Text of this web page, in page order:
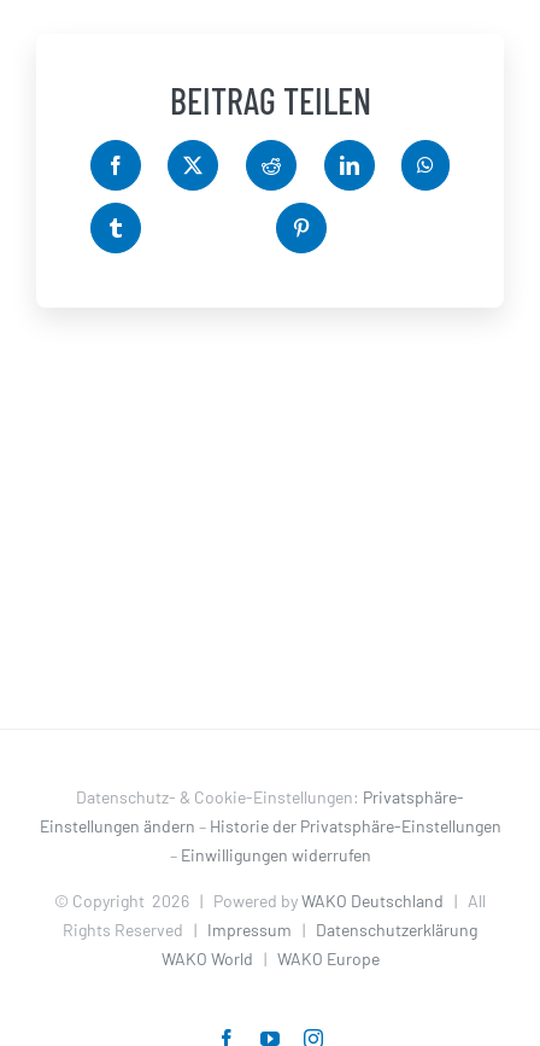
BEITRAG TEILEN
Datenschutz- & Cookie-Einstellungen: Privatsphäre-
Einstellungen ändern – Historie der Privatsphäre-Einstellungen
– Einwilligungen widerrufen
© Copyright 2026 | Powered byWAKO Deutschland | All
Rights Reserved | Impressum | Datenschutzerklärung
WAKO World | WAKO Europe
FacebookYouTubeInstagram